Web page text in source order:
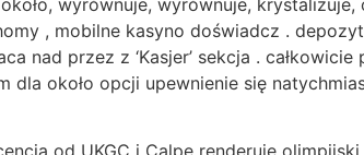
wyrównuje, wyrównuje,
, mobilne kasyno doświadcz .
nad przez z ‘Kasjer’ sekcja .
około opcji upewnienie się